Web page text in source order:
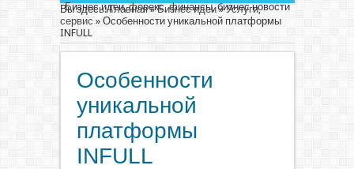
Бизнес идеи, форекс, финансы, бизнес новости
Вы здесь:Главная»Бизнес идеи»Услуги,
сервис » Особенности уникальной платформы
INFULL
Особенности
уникальной
платформы
INFULL